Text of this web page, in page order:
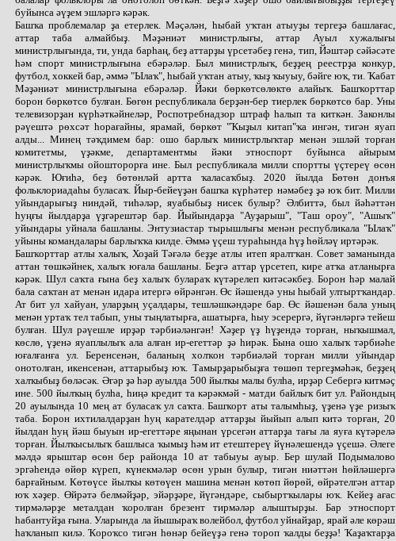
буйынса әүҙем эшләргә кәрәк.
Башҡа проблемалар ҙа етерлек. Мәҫәлән, һыбай уҡтан атыуҙы тергеҙә башлағас,
аттар таба алмайбыҙ. Мәҙәниәт министрлығы, аттар Ауыл хужалығы
министрлығында, ти, унда барһаң, беҙ аттарҙы үрсетәбеҙ генә, тип, Йәштәр сәйәсәте
һәм спорт министрлығына ебәрәләр. Был министрлыҡ, беҙҙең реестрҙа конкур,
футбол, хоккей бар, әммә "Ылаҡ", һыбай уҡтан атыу, ҡыҙ ҡыуыу, бәйге юҡ, ти. Ҡабат
Мәҙәниәт министрлығына ебәрәләр. Йәки бөркөтсөлөктө алайыҡ. Башҡорттар
борон бөркөтсө булған. Бөгөн республикала берҙән-бер тиерлек бөркөтсө бар. Уны
телевизорҙан күрһәткәйнеләр, Роспотребнадзор штраф һалып та киткән. Законлы
рәүештә рөхсәт һорағайны, ярамай, бөркөт "Ҡыҙыл китап"ҡа ингән, тигән яуап
алды... Минең тәҡдимем бар: ошо барлыҡ министрлыҡтар менән эшләй торған
комитетмы, үҙәкме, департаментмы йәки этноспорт буйынса айырым
министрлыҡмы ойошторорға ине. Был республикала милли спортты үҫтереү өсөн
кәрәк. Юғиһә, беҙ бөтөнләй артта ҡаласаҡбыҙ. 2020 йылда Бөтөн донъя
фольклориадаһы буласаҡ. Йыр-бейеүҙән башҡа күрһәтер нәмәбеҙ ҙә юҡ бит. Милли
уйындарығыҙ ниндәй, тиһәләр, яуабыбыҙ нисек булыр? Әлбиттә, был йәһәттән
һуңғы йылдарҙа үҙгәрештәр бар. Йыйындарҙа "Ауҙарыш", "Таш ороу", "Ашыҡ"
уйындары уйнала башланы. Энтузиастар тырышлығы менән республикала "Ылаҡ"
уйыны командалары барлыҡҡа килде. Әммә үҫеш тураһында һүҙ һөйләү иртәрәк.
Башҡорттар атлы халыҡ, Хоҙай Тәғәлә беҙҙе атлы итеп яралтҡан. Совет заманында
аттан төшкәйнек, халыҡ юғала башланы. Беҙгә аттар үрсетеп, кире атҡа атланырға
кәрәк. Шул саҡта ғына беҙ халыҡ булараҡ күтәрелеп китәсәкбеҙ. Борон һәр малай
бала саҡтан ат менән идара итергә өйрәнгән. Өс йәшендә уны һыбай ултыртҡандар.
Ат бит ул хайуан, уларҙың уҫалдары, тешләшкәндәре бар. Өс йәшенән бала уның
менән уртаҡ тел табып, уны тыңлатырға, ашатырға, һыу эсерергә, йүгәнләргә тейеш
булған. Шул рәүешле ирҙәр тәрбиәләнгән! Хәҙер үҙ һүҙендә торған, ныҡышмал,
көслө, үҙенә яуаплылыҡ ала алған ир-егеттәр ҙә һирәк. Бына ошо халыҡ тәрбиәһе
юғалғанға ул. Беренсенән, баланың холҡон тәрбиәләй торған милли уйындар
онотолған, икенсенән, аттарыбыҙ юҡ. Тамырҙарыбыҙға төшөп тергеҙмәһәк, беҙҙең
халҡыбыҙ бөләсәк. Әгәр ҙә һәр ауылда 500 йылҡы малы булһа, ирҙәр Себергә китмәҫ
ине. 500 йылҡың булһа, һиңә кредит та кәрәкмәй - матди байлыҡ бит ул. Райондың
20 ауылында 10 мең ат буласаҡ ул саҡта. Башҡорт аты талымһыҙ, үҙенә үҙе ризыҡ
таба. Борон ихтилалдарҙан һуң карателдәр аттарҙы йыйып алып китә торған, 20
йылдан һуң йәш быуын ир-егеттәре яңынан үрсегән аттарҙа тағы ла яуға күтәрелә
торған. Йылҡысылыҡ башлыса ҡымыҙ һәм ит етештереү йүнәлешендә үҫешә. Әлеге
мәлдә ярыштар өсөн бер районда 10 ат табыуы ауыр. Бер шулай Подымалово
эргәһендә өйөр күреп, күнекмәләр өсөн урын булыр, тигән ниәттән һөйләшергә
барғайным. Көтөүсе йылҡы көтөүен машина менән көтөп йөрөй, өйрәтелгән аттар
юҡ хәҙер. Өйрәтә белмәйҙәр, эйәрҙәре, йүгәндәре, сыбыртҡылары юҡ. Кейеҙ ағас
тирмәләрҙе металдан ҡоролған брезент тирмәләр алыштырҙы. Бар этноспорт
һабантуйҙа ғына. Уларында ла йышыраҡ волейбол, футбол уйнайҙар, ярай әле көрәш
һаҡланып килә. Ҡороҡсо тигән һөнәр бейеүҙә генә тороп ҡалды беҙҙә! Ҡаҙаҡтарҙа